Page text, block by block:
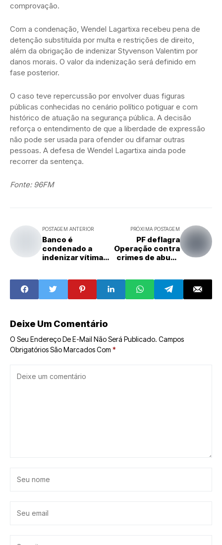
comprovação.
Com a condenação, Wendel Lagartixa recebeu pena de
detenção substituída por multa e restrições de direito,
além da obrigação de indenizar Styvenson Valentim por
danos morais. O valor da indenização será definido em
fase posterior.
O caso teve repercussão por envolver duas figuras
públicas conhecidas no cenário político potiguar e com
histórico de atuação na segurança pública. A decisão
reforça o entendimento de que a liberdade de expressão
não pode ser usada para ofender ou difamar outras
pessoas. A defesa de Wendel Lagartixa ainda pode
recorrer da sentença.
Fonte: 96FM
POSTAGEM ANTERIOR
Banco é
condenado a
indenizar vítima
PRÓXIMA POSTAGEM
PF deflagra
Operação contra
crimes de abuso
Deixe Um Comentário
O Seu Endereço De E-Mail Não Será Publicado. Campos
Obrigatórios São Marcados Com *